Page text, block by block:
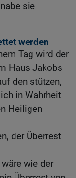
sie
werden
Tag wird der
Haus Jakobs
den stützen,
in Wahrheit
Heiligen
der Überrest
wie der